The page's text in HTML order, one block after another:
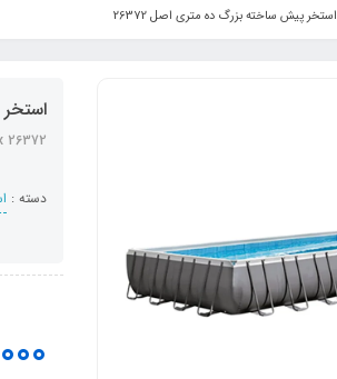
استخر پیش ساخته بزرگ ده متری اصل 26372
استخر
26372
دسته :